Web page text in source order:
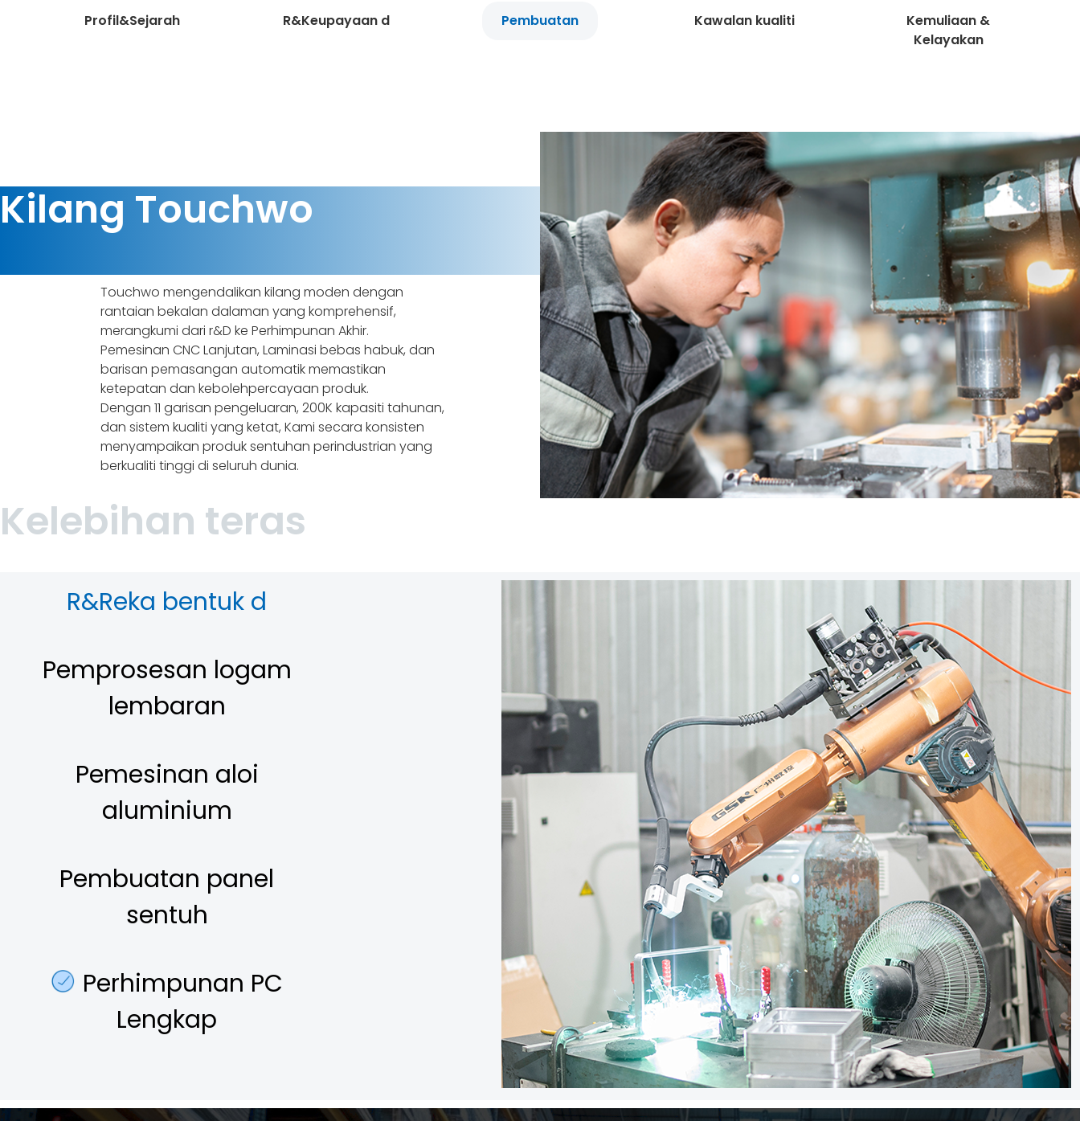
Profil&Sejarah R&Keupayaan d Pembuatan Kawalan kualiti
Kemuliaan &
Kelayakan
Kilang Touchwo
Touchwo mengendalikan kilang moden dengan
rantaian bekalan dalaman yang komprehensif,
merangkumi dari r&D ke Perhimpunan Akhir.
Pemesinan CNC Lanjutan, Laminasi bebas habuk, dan
barisan pemasangan automatik memastikan
ketepatan dan kebolehpercayaan produk.
Dengan 11 garisan pengeluaran, 200K kapasiti tahunan,
dan sistem kualiti yang ketat, Kami secara konsisten
menyampaikan produk sentuhan perindustrian yang
berkualiti tinggi di seluruh dunia.
Kelebihan teras
R&Reka bentuk d
Pemprosesan logam
lembaran
Pemesinan aloi
aluminium
Pembuatan panel
sentuh
Perhimpunan PC
Lengkap